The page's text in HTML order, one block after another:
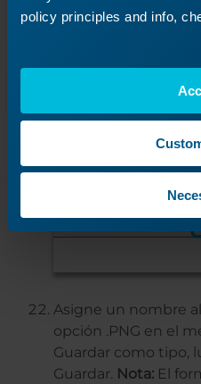
policy principles and info,
A continuación,
la parte superior de
Asigne un nombre
opción .PNG en el
Guardar como tipo,
Guardar. Nota: El